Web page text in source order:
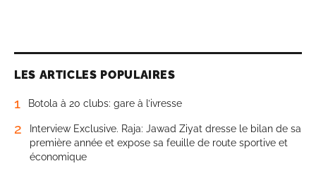
LES ARTICLES POPULAIRES
1 Botola à 20 clubs: gare à l’ivresse
2
Interview Exclusive. Raja: Jawad Ziyat dresse le bilan de sa
première année et expose sa feuille de route sportive et
économique